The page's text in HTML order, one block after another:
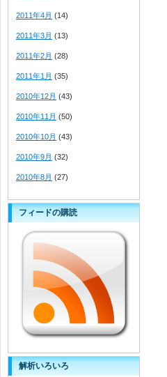
2011年4月 (14)
2011年3月 (13)
2011年2月 (28)
2011年1月 (35)
2010年12月 (43)
2010年11月 (50)
2010年10月 (43)
2010年9月 (32)
2010年8月 (27)
フィードの購読
解析いろいろ